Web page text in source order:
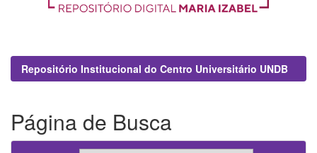
Repositório Institucional do Centro Universitário UNDB
Página de Busca